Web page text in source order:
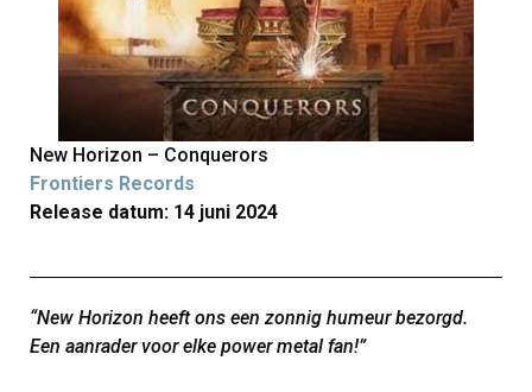
New Horizon – Conquerors
Frontiers Records
Release datum: 14 juni 2024
“New Horizon heeft ons een zonnig humeur bezorgd.
Een aanrader voor elke power metal fan!”